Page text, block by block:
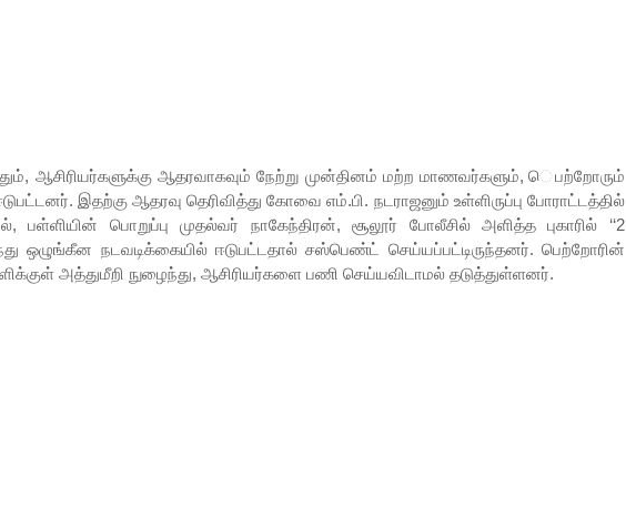
ஆதரவாகவும் நேற்று முன்தினம் மற்ற மாணவர்களும், ெபற்றோரும்
இதற்கு ஆதரவு தெரிவித்து கோவை எம்.பி. நடராஜனும் உள்ளிருப்பு போராட்டத்தில்
பள்ளியின் பொறுப்பு முதல்வர் நாகேந்திரன், சூலூர் போலீசில் அளித்த புகாரில் ‘‘2
ஒழுங்கீன நடவடிக்கையில் ஈடுபட்டதால் சஸ்பெண்ட் செய்யப்பட்டிருந்தனர். பெற்றோரின்
அத்துமீறி நுழைந்து, ஆசிரியர்களை பணி செய்யவிடாமல் தடுத்துள்ளனர்.